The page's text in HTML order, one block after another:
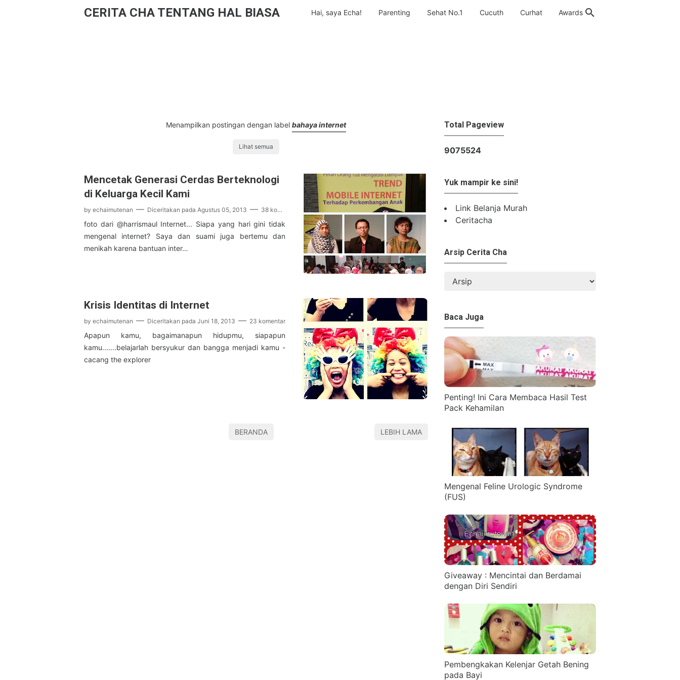
CERITA CHA TENTANG HAL BIASA Hai, saya Echa! Parenting Sehat No.1 Cucuth Curhat Awards
Menampilkan postingan dengan label bahaya internet
Lihat semua
Mencetak Generasi Cerdas Berteknologi
di Keluarga Kecil Kami
by echaimutenan Diceritakan pada Agustus 05, 2013 38 komentar
foto dari @harrismaul Internet... Siapa yang hari gini tidak
mengenal internet? Saya dan suami juga bertemu dan
menikah karena bantuan inter…
Krisis Identitas di Internet
by echaimutenan Diceritakan pada Juni 18, 2013 23 komentar
Apapun kamu, bagaimanapun hidupmu, siapapun
kamu.......belajarlah bersyukur dan bangga menjadi kamu -
cacang the explorer
BERANDA LEBIH LAMA
Total Pageview
9075524
Yuk mampir ke sini!
Link Belanja Murah
Ceritacha
Arsip Cerita Cha
Baca Juga
Penting! Ini Cara Membaca Hasil Test
Pack Kehamilan
Mengenal Feline Urologic Syndrome
(FUS)
Giveaway : Mencintai dan Berdamai
dengan Diri Sendiri
Pembengkakan Kelenjar Getah Bening
pada Bayi